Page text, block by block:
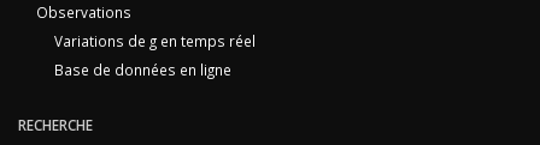
Observations
Variations de g en temps réel
Base de données en ligne
RECHERCHE